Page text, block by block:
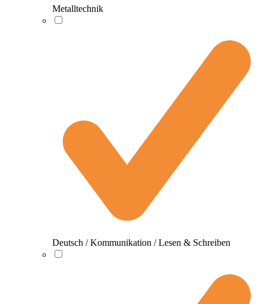
Metalltechnik
Deutsch / Kommunikation / Lesen & Schreiben